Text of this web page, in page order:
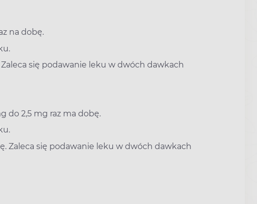
na dobę.
się podawanie leku w dwóch dawkach
do 2,5 mg raz ma dobę.
Zaleca się podawanie leku w dwóch dawkach